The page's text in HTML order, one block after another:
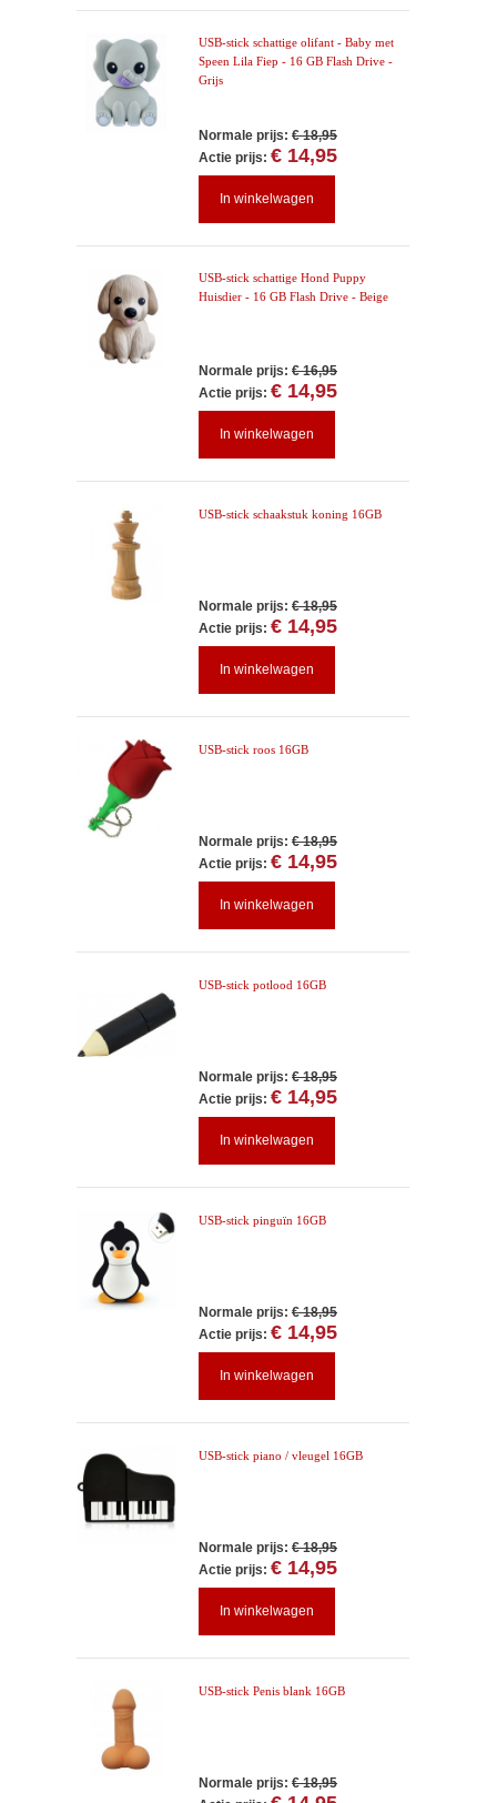
USB-stick schattige olifant - Baby met
Speen Lila Fiep - 16 GB Flash Drive -
Grijs
Normale prijs: € 18,95
Actie prijs: € 14,95
In winkelwagen
USB-stick schattige Hond Puppy
Huisdier - 16 GB Flash Drive - Beige
Normale prijs: € 16,95
Actie prijs: € 14,95
In winkelwagen
USB-stick schaakstuk koning 16GB
Normale prijs: € 18,95
Actie prijs: € 14,95
In winkelwagen
USB-stick roos 16GB
Normale prijs: € 18,95
Actie prijs: € 14,95
In winkelwagen
USB-stick potlood 16GB
Normale prijs: € 18,95
Actie prijs: € 14,95
In winkelwagen
USB-stick pinguïn 16GB
Normale prijs: € 18,95
Actie prijs: € 14,95
In winkelwagen
USB-stick piano / vleugel 16GB
Normale prijs: € 18,95
Actie prijs: € 14,95
In winkelwagen
USB-stick Penis blank 16GB
Normale prijs: € 18,95